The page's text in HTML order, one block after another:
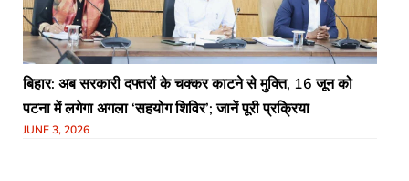
बिहार: अब सरकारी दफ्तरों के चक्कर काटने से मुक्ति, 16 जून को
पटना में लगेगा अगला ‘सहयोग शिविर’; जानें पूरी प्रक्रिया
JUNE 3, 2026